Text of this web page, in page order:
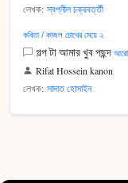
লেখক: স্বপ্নীল চক্রবর্ত্তী
কবিতা / কাজল চোখের মেয়ে ২
গল্প টা আমার খুব পছন্দ আরো
Rifat Hossein kanon
লেখক: সাদাত হোসাইন